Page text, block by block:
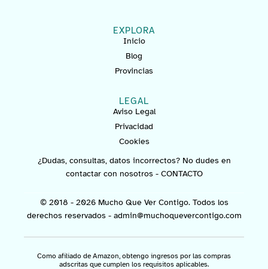
EXPLORA
Inicio
Blog
Provincias
LEGAL
Aviso Legal
Privacidad
Cookies
¿Dudas, consultas, datos incorrectos? No dudes en
contactar con nosotros - CONTACTO
© 2018 - 2026 Mucho Que Ver Contigo. Todos los
derechos reservados - admin@muchoquevercontigo.com
Como afiliado de Amazon, obtengo ingresos por las compras
adscritas que cumplen los requisitos aplicables.